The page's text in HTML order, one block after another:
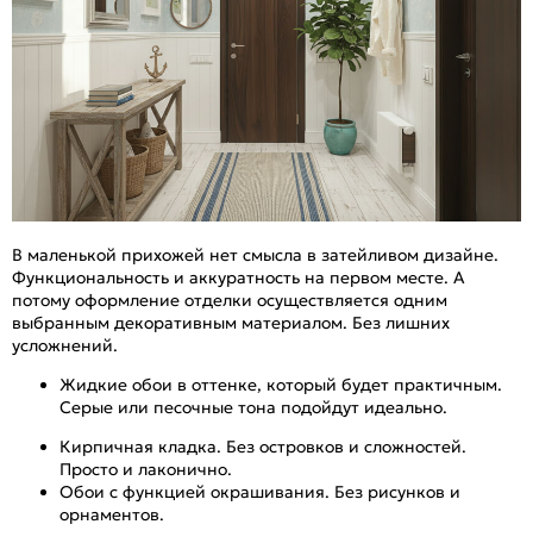
В маленькой прихожей нет смысла в затейливом дизайне.
Функциональность и аккуратность на первом месте. А
потому оформление отделки осуществляется одним
выбранным декоративным материалом. Без лишних
усложнений.
Жидкие обои в оттенке, который будет практичным.
Серые или песочные тона подойдут идеально.
Кирпичная кладка. Без островков и сложностей.
Просто и лаконично.
Обои с функцией окрашивания. Без рисунков и
орнаментов.